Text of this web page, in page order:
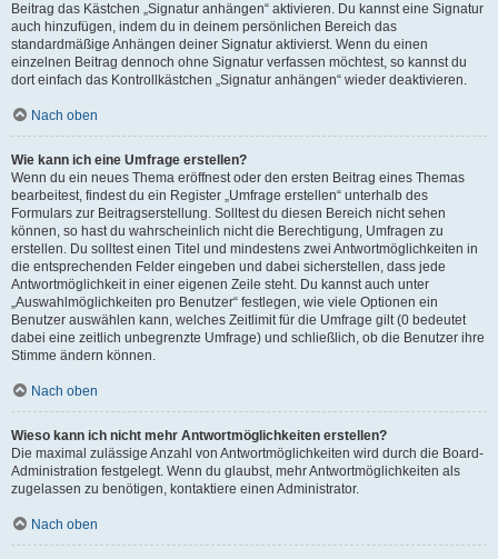
Beitrag das Kästchen „Signatur anhängen“ aktivieren. Du kannst eine Signatur
auch hinzufügen, indem du in deinem persönlichen Bereich das
standardmäßige Anhängen deiner Signatur aktivierst. Wenn du einen
einzelnen Beitrag dennoch ohne Signatur verfassen möchtest, so kannst du
dort einfach das Kontrollkästchen „Signatur anhängen“ wieder deaktivieren.
Nach oben
Wie kann ich eine Umfrage erstellen?
Wenn du ein neues Thema eröffnest oder den ersten Beitrag eines Themas
bearbeitest, findest du ein Register „Umfrage erstellen“ unterhalb des
Formulars zur Beitragserstellung. Solltest du diesen Bereich nicht sehen
können, so hast du wahrscheinlich nicht die Berechtigung, Umfragen zu
erstellen. Du solltest einen Titel und mindestens zwei Antwortmöglichkeiten in
die entsprechenden Felder eingeben und dabei sicherstellen, dass jede
Antwortmöglichkeit in einer eigenen Zeile steht. Du kannst auch unter
„Auswahlmöglichkeiten pro Benutzer“ festlegen, wie viele Optionen ein
Benutzer auswählen kann, welches Zeitlimit für die Umfrage gilt (0 bedeutet
dabei eine zeitlich unbegrenzte Umfrage) und schließlich, ob die Benutzer ihre
Stimme ändern können.
Nach oben
Wieso kann ich nicht mehr Antwortmöglichkeiten erstellen?
Die maximal zulässige Anzahl von Antwortmöglichkeiten wird durch die Board-
Administration festgelegt. Wenn du glaubst, mehr Antwortmöglichkeiten als
zugelassen zu benötigen, kontaktiere einen Administrator.
Nach oben